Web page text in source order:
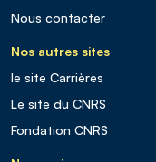
Nous contacter
Nos autres sites
le site Carrières
Le site du CNRS
Fondation CNRS